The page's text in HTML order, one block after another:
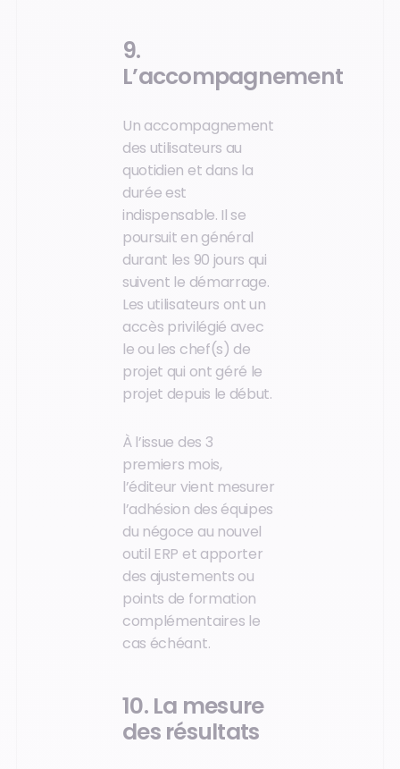
9.
L’accompagnement
Un accompagnement
des utilisateurs au
quotidien et dans la
durée est
indispensable. Il se
poursuit en général
durant les 90 jours qui
suivent le démarrage.
Les utilisateurs ont un
accès privilégié avec
le ou les chef(s) de
projet qui ont géré le
projet depuis le début.
À l’issue des 3
premiers mois,
l’éditeur vient mesurer
l’adhésion des équipes
du négoce au nouvel
outil ERP et apporter
des ajustements ou
points de formation
complémentaires le
cas échéant.
10. La mesure
des résultats